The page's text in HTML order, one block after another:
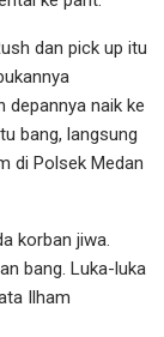
dan pick up itu
depannya naik ke
bang, langsung
di Polsek Medan
korban jiwa.
bang. Luka-luka
Ilham